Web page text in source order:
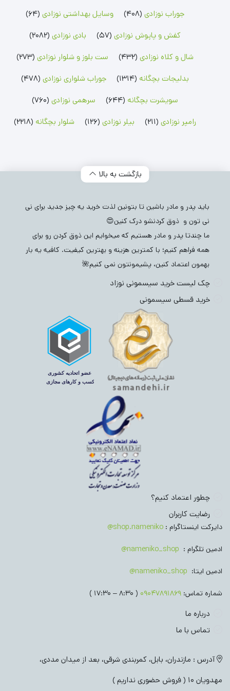
جوراب نوزادی (408) وسایل بهداشتی نوزادی (64)
کفش و پاپوش نوزادی (57) بادی نوزادی (2082)
شال و کلاه نوزادی (432) ست بلوز و شلوار نوزادی (273)
بدلیجات بچگانه (1314) جوراب شلواری نوزادی (478)
سویشرت بچگانه (644) سرهمی نوزادی (760)
رامپر نوزادی (211) بیلر نوزادی (126) شلوار بچگانه (2218)
بازگشت به بالا
باید پدر و مادر باشین تا بتونین لذت خرید یه چیز جدید برای نی
نی تون و ذوق کردنشو درک کنین😍
ما چندتا پدر و مادر هستیم که میخوایم این ذوق کردن رو برای
همه فراهم کنیم؛ با کمترین هزینه و بهترین کیفیت. کافیه یه بار
بهمون اعتماد کنین، پشیمونتون نمی کنیم🌺
چک لیست خرید سیسمونی نوزاد
خرید قسطی سیسمونی
چطور اعتماد کنیم؟
رضایت کاربران
دایرکت اینستاگرام : shop.nameniko@
ادمین تلگرام : nameniko_shop@
ادمین ایتا: nameniko_shop@
شماره تماس: 09047891869
( 8:30 – 17:30 )
درباره ما
تماس با ما
آدرس : مازندران، بابل، کمربندی شرقی، بعد از میدان مددی،
مهدویان 10 ( فروش حضوری نداریم )